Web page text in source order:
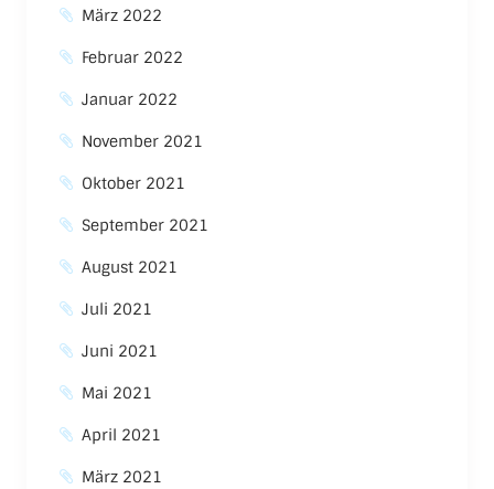
März 2022
Februar 2022
Januar 2022
November 2021
Oktober 2021
September 2021
August 2021
Juli 2021
Juni 2021
Mai 2021
April 2021
März 2021